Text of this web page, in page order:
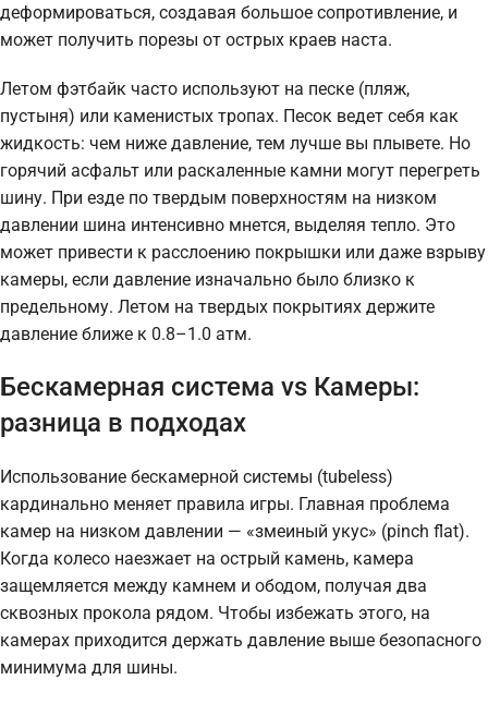
деформироваться, создавая большое сопротивление, и
может получить порезы от острых краев наста.
Летом фэтбайк часто используют на песке (пляж,
пустыня) или каменистых тропах. Песок ведет себя как
жидкость: чем ниже давление, тем лучше вы плывете. Но
горячий асфальт или раскаленные камни могут перегреть
шину. При езде по твердым поверхностям на низком
давлении шина интенсивно мнется, выделяя тепло. Это
может привести к расслоению покрышки или даже взрыву
камеры, если давление изначально было близко к
предельному. Летом на твердых покрытиях держите
давление ближе к 0.8–1.0 атм.
Бескамерная система vs Камеры:
разница в подходах
Использование бескамерной системы (tubeless)
кардинально меняет правила игры. Главная проблема
камер на низком давлении — «змеиный укус» (pinch flat).
Когда колесо наезжает на острый камень, камера
защемляется между камнем и ободом, получая два
сквозных прокола рядом. Чтобы избежать этого, на
камерах приходится держать давление выше безопасного
минимума для шины.